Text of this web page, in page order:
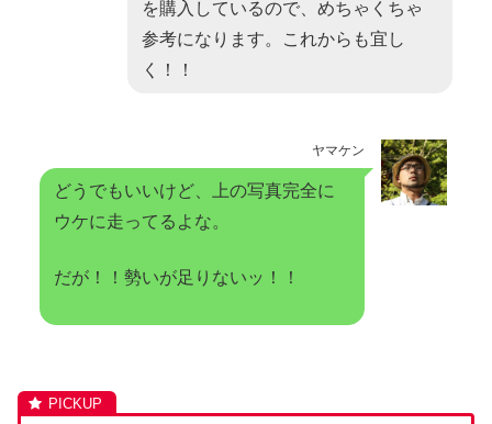
を購入しているので、めちゃくちゃ
参考になります。これからも宜し
く！！
ヤマケン
どうでもいいけど、上の写真完全に
ウケに走ってるよな。
だが！！勢いが足りないッ！！